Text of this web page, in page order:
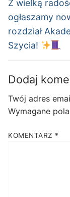
wpis:
Z wielką
ogłaszamy
rozdział
Szycia!
Dodaj
Twój adres
Wymagane
KOMENTARZ *